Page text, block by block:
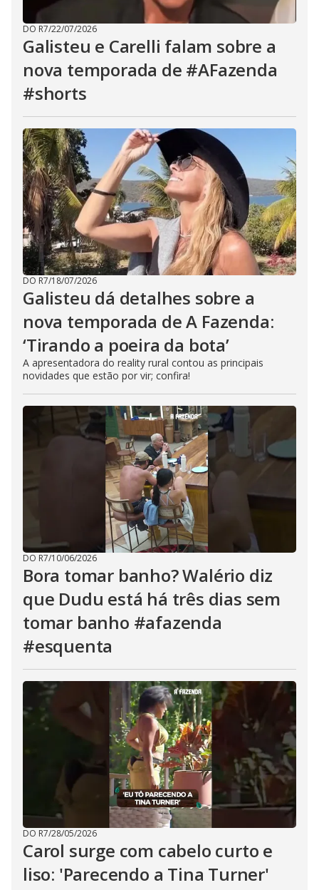
DO R7/22/07/2026
Galisteu e Carelli falam sobre a
nova temporada de #AFazenda
#shorts
DO R7/18/07/2026
Galisteu dá detalhes sobre a
nova temporada de A Fazenda:
‘Tirando a poeira da bota’
A apresentadora do reality rural contou as principais
novidades que estão por vir; confira!
DO R7/10/06/2026
Bora tomar banho? Walério diz
que Dudu está há três dias sem
tomar banho #afazenda
#esquenta
DO R7/28/05/2026
Carol surge com cabelo curto e
liso: 'Parecendo a Tina Turner'